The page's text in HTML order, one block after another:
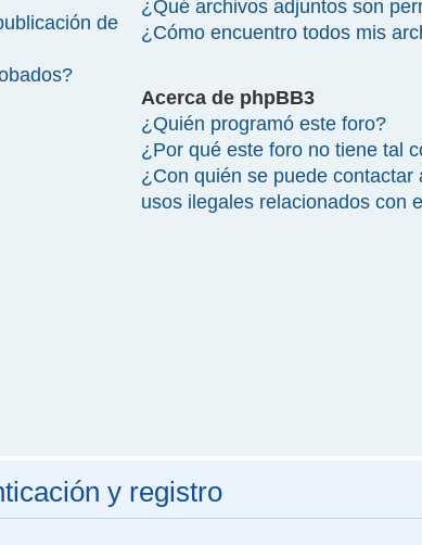
de
¿Qué archivos adjuntos son
¿Cómo encuentro todos mis
Acerca de phpBB3
¿Quién programó este foro?
¿Por qué este foro no tiene tal
¿Con quién se puede contactar
usos ilegales relacionados con
y registro